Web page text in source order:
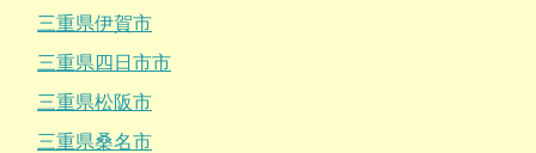
三重県伊賀市
三重県四日市市
三重県松阪市
三重県桑名市